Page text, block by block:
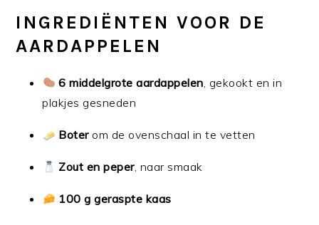
INGREDIËNTEN VOOR DE
AARDAPPELEN
6 middelgrote aardappelen, gekookt en in
plakjes gesneden
Boterom de ovenschaal in te vetten
Zout en peper, naar smaak
100 g geraspte kaas